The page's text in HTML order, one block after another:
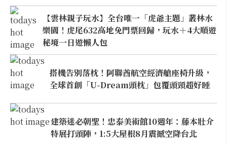
【雲林親子玩水】全台唯一「虎爺主題」叢林水
樂園！虎尾632高地免門票回歸，玩水＋4大順遊
秘境一日遊懶人包
搭機告別落枕！阿聯酋航空經濟艙座椅升級，
全球首創「U-Dream頭枕」包覆頭頸超好睡
建築迷必朝聖！忠泰美術館10週年：藤本壯介
特展打頭陣，1:5大屋根8月震撼空降台北